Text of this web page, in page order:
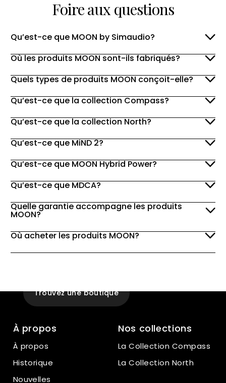
Foire aux questions
Qu’est-ce que MOON by Simaudio?
Où les produits MOON sont-ils fabriqués?
Quels types de produits MOON conçoit-elle?
Qu’est-ce que la collection Compass?
Qu’est-ce que la collection North?
Qu’est-ce que MiND 2?
Qu’est-ce que MOON Hybrid Power?
Qu’est-ce que MDCA?
Quelle garantie accompagne les produits
MOON?
Où acheter les produits MOON?
Trouvez une boutique
À propos
À propos
Historique
Nouvelles
Nos collections
La Collection Compass
La Collection North